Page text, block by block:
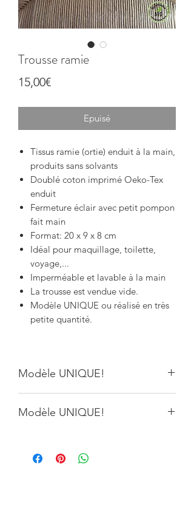
Trousse ramie
15,00€Price
Epuisé
Tissus ramie (ortie) enduit à la main,
produits sans solvants
Doublé coton imprimé Oeko-Tex
enduit
Fermeture éclair avec petit pompon
fait main
Format: 20 x 9 x 8 cm
Idéal pour maquillage, toilette,
voyage,...
Imperméable et lavable à la main
La trousse est vendue vide.
Modèle UNIQUE ou réalisé en très
petite quantité.
Modèle UNIQUE!
série, il peut y avoir de légères
Modèle UNIQUE!
série, il peut y avoir de légères
différences par rapport à la photo.